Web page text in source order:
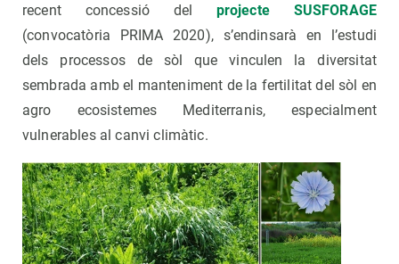
recent concessió del projecte SUSFORAGE
(convocatòria PRIMA 2020), s’endinsarà en l’estudi
dels processos de sòl que vinculen la diversitat
sembrada amb el manteniment de la fertilitat del sòl en
agro ecosistemes Mediterranis, especialment
vulnerables al canvi climàtic.